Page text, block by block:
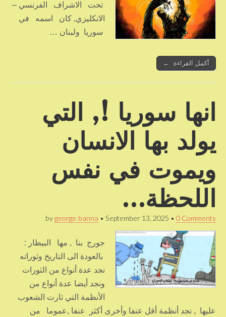
تحت الاشراف الفرنسي –
الانكليزي, كان اسمه في
سوريا ولبنان …
أكمل القراءة ←
انها سوريا !, التي
يولد بها الانسان
ويموت في نفس
اللحظة…
bygeorge banna • September 13, 2025 • 0 Comments
جورج بنا , مها البيطار :
بالعودة الى التاريخ وثوراته
نجد عدة أنواع من الثورات
ونجد أيضا عدة أنواع من
الأنظمة التي ثارت الشعوب
عليها , نجد أنظمة أقل عنفا وأخرى أكثر عنفا ,عموما من